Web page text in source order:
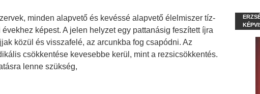
minden alapvető és kevéssé alapvető élelmiszer tíz-
képest. A jelen helyzet egy pattanásig feszített íjra
közül és visszafelé, az arcunkba fog csapódni. Az
csökkentése kevesebbe kerül, mint a rezsicsökkentés.
lenne szükség,